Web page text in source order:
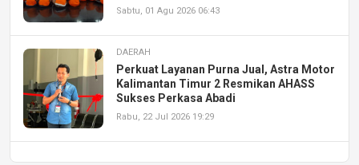
Sabtu, 01 Agu 2026 06:43
DAERAH
Perkuat Layanan Purna Jual, Astra Motor
Kalimantan Timur 2 Resmikan AHASS
Sukses Perkasa Abadi
Rabu, 22 Jul 2026 19:29